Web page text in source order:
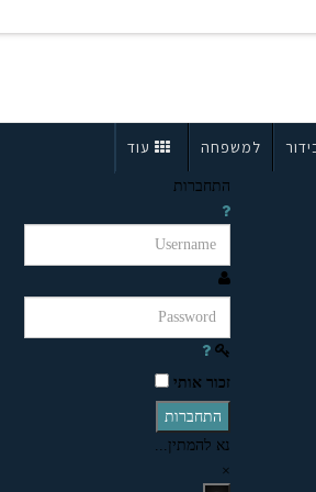
למשפחה עוד
התחברות
זכור אותי
התחברות
נא להמתין...
×